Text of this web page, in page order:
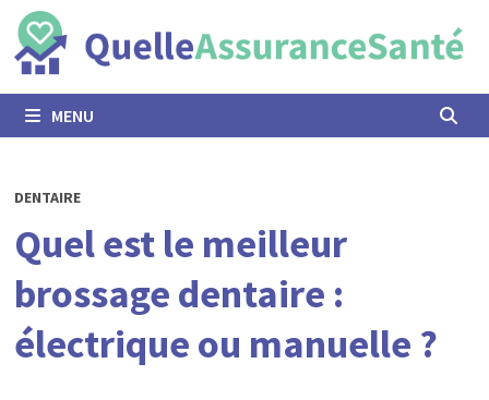
Passer
au
contenu
MENU
DENTAIRE
Quel est le meilleur
brossage dentaire :
électrique ou manuelle ?